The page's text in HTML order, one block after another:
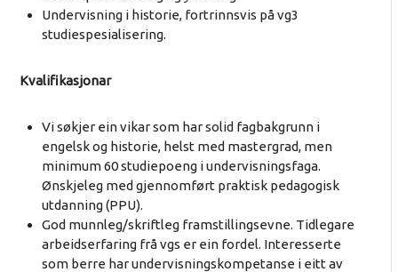
Undervisning i historie, fortrinnsvis på vg3
studiespesialisering.
Kvalifikasjonar
Vi søkjer ein vikar som har solid fagbakgrunn i
engelsk og historie, helst med mastergrad, men
minimum 60 studiepoeng i undervisningsfaga.
Ønskjeleg med gjennomført praktisk pedagogisk
utdanning (PPU).
God munnleg/skriftleg framstillingsevne. Tidlegare
arbeidserfaring frå vgs er ein fordel. Interesserte
som berre har undervisningskompetanse i eitt av